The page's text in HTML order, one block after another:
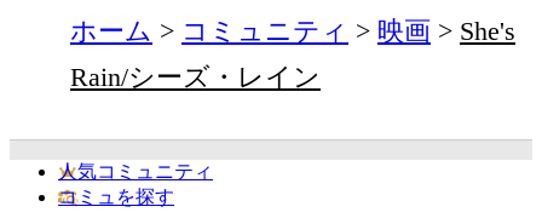
ホーム コミュニティ 映画
She's
Rain/シーズ・レイン
人気コミュニティ
コミュを探す